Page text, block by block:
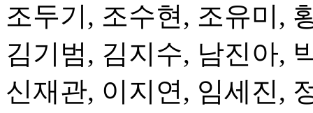
조두기, 조수현, 조유미,
김기범, 김지수, 남진아,
신재관, 이지연, 임세진,